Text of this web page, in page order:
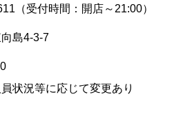
（受付時間：開店～21:00）
向島4-3-7
状況等に応じて変更あり